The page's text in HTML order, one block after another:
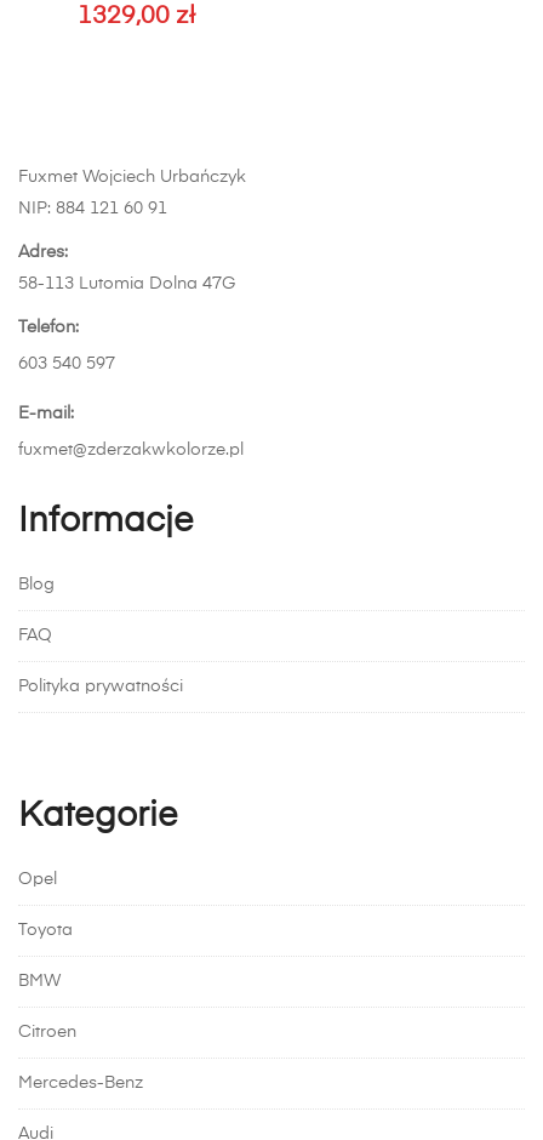
1329,00 zł
Fuxmet Wojciech Urbańczyk
NIP: 884 121 60 91
Adres:
58-113 Lutomia Dolna 47G
Telefon:
603 540 597
E-mail:
fuxmet@zderzakwkolorze.pl
Informacje
Blog
FAQ
Polityka prywatności
Kategorie
Opel
Toyota
BMW
Citroen
Mercedes-Benz
Audi